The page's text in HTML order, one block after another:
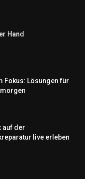
Hand
Fokus: Lösungen für
auf der
live erleben